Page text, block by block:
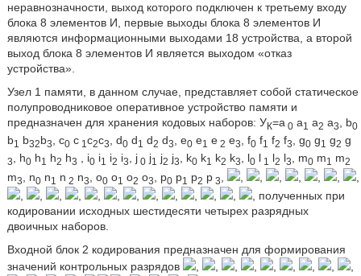
неравнозначности, выход которого подключен к третьему входу
блока 8 элементов И, первые выходы блока 8 элементов И
являются информационными выходами 18 устройства, а второй
выход блока 8 элементов И является выходом «отказ
устройства».
Узел 1 памяти, в данном случае, представляет собой статическое
полупроводниковое оперативное устройство памяти и
предназначен для хранения кодовых наборов: УК=а0a1 а2 а3, b0
b1 b32b3 , с0с1 c2c3 , d0d1 d2 d3 , e0e1 e2 e3 , f0f1 f2 f3 , g0g1 g2 g
3 , h0h1 h2 h3 , i0i1 i2 i3 , j0j1 j2 j3 , k0k1 k2 k3 , l0l1 l2 l3 , m0m1 m2
m3 , n0n1 n 2 n3 , o0o1 o2 o3 , p0p1 p2 p3 , , , , , ,
,
,
, , , , , , , , , , ,
, полученных при
кодировании исходных шестидесяти четырех разрядных
двоичных наборов.
Входной блок 2 кодирования предназначен для формирования
значений контрольных разрядов
, , , , , , , ,
,